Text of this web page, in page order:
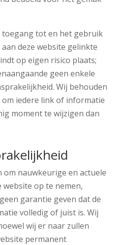
tot en het gebruik
deze website gelinkte
op eigen risico plaats;
geen enkele
Wij behouden
iedere link of informatie
moment te wijzigen dan
om nauwkeurige en actuele
op te nemen,
garantie geven dat de
volledig of juist is. Wij
wij er naar zullen
permanent